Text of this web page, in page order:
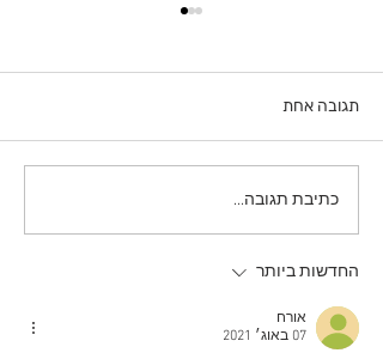
שימוש ב-Scene Edit
Detection בפרמייר פרו
תגובה אחת
כתיבת תגובה...
החדשות ביותר
אורח
07 באוג׳ 2021